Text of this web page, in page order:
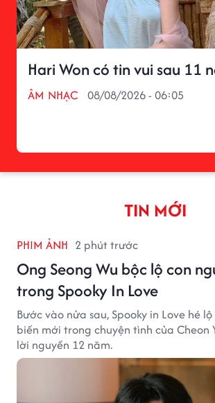
Hari Won có tin vui sau 11
ÂM NHẠC 08/08/2026 - 06:05
TIN MỚI
PHIM ẢNH 2 phút trước
Ong Seong Wu bộc lộ con
trong Spooky In Love
Bước vào nửa sau, Spooky in Love hé
biến mới trong chuyện tình của Cheon
lời nguyền 12 năm.